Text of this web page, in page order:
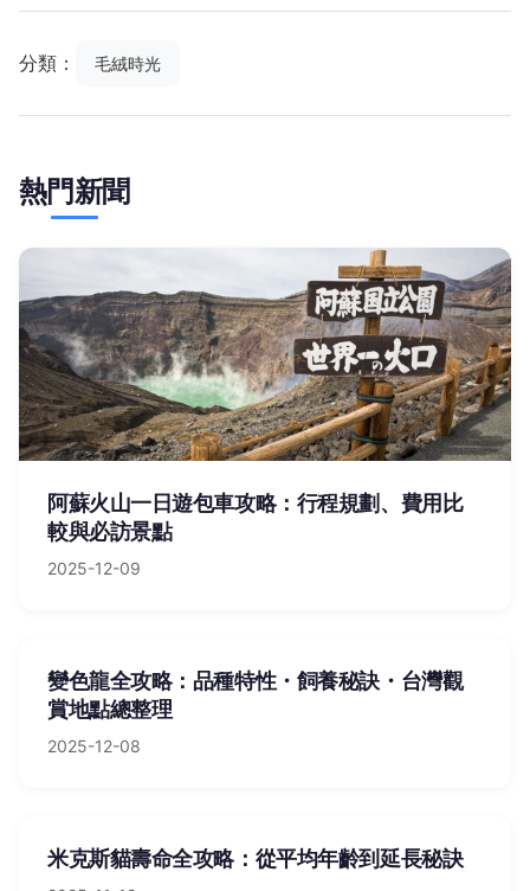
分類： 毛絨時光
熱門新聞
阿蘇火山一日遊包車攻略：行程規劃、費用比
較與必訪景點
2025-12-09
變色龍全攻略：品種特性・飼養秘訣・台灣觀
賞地點總整理
2025-12-08
米克斯貓壽命全攻略：從平均年齡到延長秘訣